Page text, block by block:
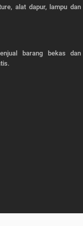
alat dapur, lampu dan
barang bekas dan